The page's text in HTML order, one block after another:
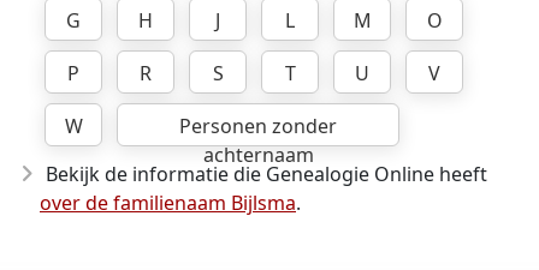
G
H J L M
O
P
R S T U
V
W
Personen zonder
achternaam
Bekijk de informatie die Genealogie Online heeft
over de familienaam Bijlsma.